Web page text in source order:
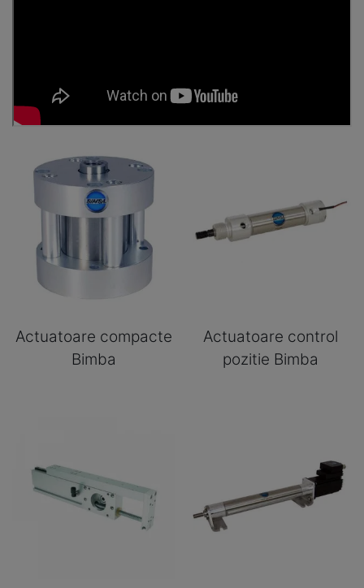
Actuatoare compacte
Bimba
Actuatoare control
pozitie Bimba